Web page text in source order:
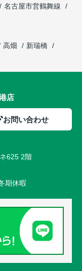
名古屋市営鶴舞線
高畑
新瑞橋
店
お問い合わせ
625 2階
期休暇